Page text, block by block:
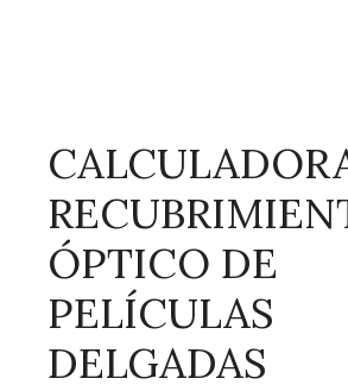
ÓPTICO DE
PELÍCULAS
DELGADAS